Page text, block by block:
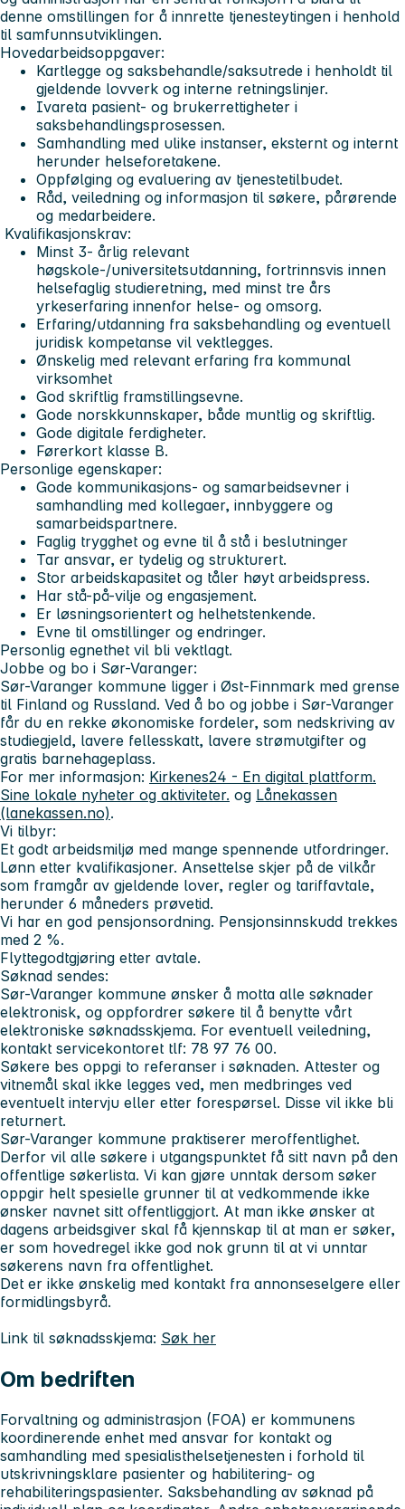
denne omstillingen for å innrette tjenesteytingen i henhold
til samfunnsutviklingen.
Hovedarbeidsoppgaver:
Kartlegge og saksbehandle/saksutrede i henholdt til
gjeldende lovverk og interne retningslinjer.
Ivareta pasient- og brukerrettigheter i
saksbehandlingsprosessen.
Samhandling med ulike instanser, eksternt og internt
herunder helseforetakene.
Oppfølging og evaluering av tjenestetilbudet.
Råd, veiledning og informasjon til søkere, pårørende
og medarbeidere.
Kvalifikasjonskrav:
Minst 3- årlig relevant
høgskole-/universitetsutdanning, fortrinnsvis innen
helsefaglig studieretning, med minst tre års
yrkeserfaring innenfor helse- og omsorg.
Erfaring/utdanning fra saksbehandling og eventuell
juridisk kompetanse vil vektlegges.
Ønskelig med relevant erfaring fra kommunal
virksomhet
God skriftlig framstillingsevne.
Gode norskkunnskaper, både muntlig og skriftlig.
Gode digitale ferdigheter.
Førerkort klasse B.
Personlige egenskaper:
Gode kommunikasjons- og samarbeidsevner i
samhandling med kollegaer, innbyggere og
samarbeidspartnere.
Faglig trygghet og evne til å stå i beslutninger
Tar ansvar, er tydelig og strukturert.
Stor arbeidskapasitet og tåler høyt arbeidspress.
Har stå-på-vilje og engasjement.
Er løsningsorientert og helhetstenkende.
Evne til omstillinger og endringer.
Personlig egnethet vil bli vektlagt.
Jobbe og bo i Sør-Varanger:
Sør-Varanger kommune ligger i Øst-Finnmark med grense
til Finland og Russland. Ved å bo og jobbe i Sør-Varanger
får du en rekke økonomiske fordeler, som nedskriving av
studiegjeld, lavere fellesskatt, lavere strømutgifter og
gratis barnehageplass.
For mer informasjon: Kirkenes24 - En digital plattform.
Sine lokale nyheter og aktiviteter. og Lånekassen
(lanekassen.no).
Vi tilbyr:
Et godt arbeidsmiljø med mange spennende utfordringer.
Lønn etter kvalifikasjoner. Ansettelse skjer på de vilkår
som framgår av gjeldende lover, regler og tariffavtale,
herunder 6 måneders prøvetid.
Vi har en god pensjonsordning. Pensjonsinnskudd trekkes
med 2 %.
Flyttegodtgjøring etter avtale.
Søknad sendes:
Sør-Varanger kommune ønsker å motta alle søknader
elektronisk, og oppfordrer søkere til å benytte vårt
elektroniske søknadsskjema. For eventuell veiledning,
kontakt servicekontoret tlf: 78 97 76 00.
Søkere bes oppgi to referanser i søknaden. Attester og
vitnemål skal ikke legges ved, men medbringes ved
eventuelt intervju eller etter forespørsel. Disse vil ikke bli
returnert.
Sør-Varanger kommune praktiserer meroffentlighet.
Derfor vil alle søkere i utgangspunktet få sitt navn på den
offentlige søkerlista. Vi kan gjøre unntak dersom søker
oppgir helt spesielle grunner til at vedkommende ikke
ønsker navnet sitt offentliggjort. At man ikke ønsker at
dagens arbeidsgiver skal få kjennskap til at man er søker,
er som hovedregel ikke god nok grunn til at vi unntar
søkerens navn fra offentlighet.
Det er ikke ønskelig med kontakt fra annonseselgere eller
formidlingsbyrå.
Link til søknadsskjema: Søk her
Om bedriften
Forvaltning og administrasjon (FOA) er kommunens
koordinerende enhet med ansvar for kontakt og
samhandling med spesialisthelsetjenesten i forhold til
utskrivningsklare pasienter og habilitering- og
rehabiliteringspasienter. Saksbehandling av søknad på